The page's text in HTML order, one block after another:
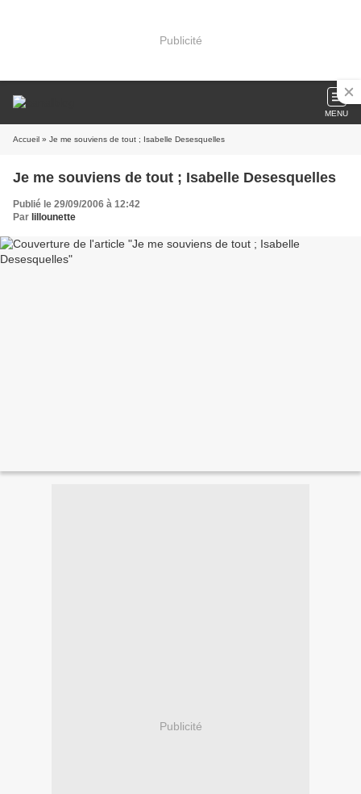
Publicité
MENU
Accueil » Je me souviens de tout ; Isabelle Desesquelles
Je me souviens de tout ; Isabelle Desesquelles
Publié le 29/09/2006 à 12:42
Par lillounette
Publicité